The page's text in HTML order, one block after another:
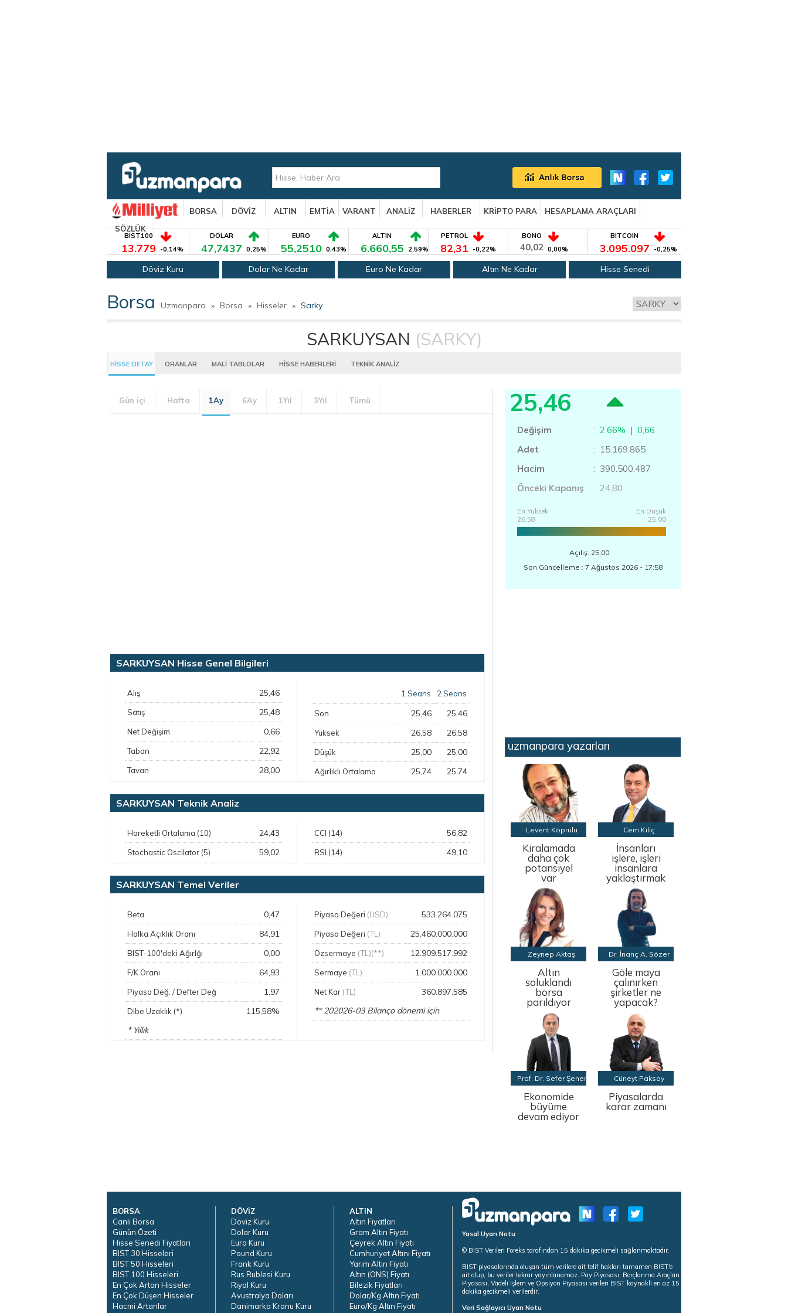
BORSA DÖVİZ ALTIN EMTİA VARANT ANALİZ HABERLER KRİPTO PARA
HESAPLAMA ARAÇLARI
SÖZLÜK
BIST100
13.779 -0,14%
DOLAR
47,7437 0,25%
EURO
55,2510 0,43%
ALTIN
6.660,55 2,59%
PETROL
82,31 -0,22%
BONO
40,02 0,00%
BITCOIN
3.095.097 -0,25%
Döviz Kuru Dolar Ne Kadar Euro Ne Kadar Altın Ne Kadar Hisse Senedi
Borsa Uzmanpara » Borsa » Hisseler » Sarky
SARKUYSAN (SARKY)
HİSSE DETAY ORANLAR MALİ TABLOLAR HİSSE HABERLERİ TEKNİK ANALİZ
Gün içi Hafta 1Ay 6Ay 1Yıl 3Yıl Tümü
SARKUYSAN Hisse Genel Bilgileri
Alış 25,46
Satış 25,48
Net Değişim 0,66
Taban 22,92
Tavan 28,00
1.Seans 2.Seans
Son 25,46 25,46
Yüksek 26,58 26,58
Düşük 25,00 25,00
Ağırlıklı Ortalama 25,74 25,74
SARKUYSAN Teknik Analiz
Hareketli Ortalama (10) 24,43
Stochastic Oscilator (5) 59,02
CCI (14) 56,82
RSI (14) 49,10
SARKUYSAN Temel Veriler
Beta 0,47
Halka Açıklık Oranı 84,91
BIST-100'deki Ağırlğı 0,00
F/K Oranı 64,93
Piyasa Değ. / Defter Değ 1,97
Dibe Uzaklık (*)
115,58%
* Yıllık
Piyasa Değeri (USD) 533.264.075
Piyasa Değeri (TL) 25.460.000.000
Özsermaye (TL)(**) 12.909.517.992
Sermaye (TL) 1.000.000.000
Net Kar (TL)
360.897.585
** 202026-03 Bilanço dönemi için
25,46
Değişim : 2,66% | 0,66
Adet
: 15.169.865
Hacim
: 390.500.487
Önceki Kapanış
: 24,80
En Yüksek
26,58
En Düşük
25,00
Açılış: 25,00
Son Güncelleme : 7 Ağustos 2026 - 17:58
uzmanpara yazarları
Levent Köprülü
Kiralamada
daha çok
potansiyel
var
Cem Kılıç
İnsanları
işlere, işleri
insanlara
yaklaştırmak
Zeynep Aktaş
Altın
soluklandı
borsa
parıldıyor
Dr. İnanç A. Sözer
Göle maya
çalınırken
şirketler ne
yapacak?
Prof. Dr. Sefer Şener
Ekonomide
büyüme
devam ediyor
Cüneyt Paksoy
Piyasalarda
karar zamanı
BORSA
Canlı Borsa
Günün Özeti
Hisse Senedi Fiyatları
BIST 30 Hisseleri
BIST 50 Hisseleri
BIST 100 Hisseleri
En Çok Artan Hisseler
En Çok Düşen Hisseler
Hacmi Artanlar
DÖVİZ
Döviz Kuru
Dolar Kuru
Euro Kuru
Pound Kuru
Frank Kuru
Rus Rublesi Kuru
Riyal Kuru
Avustralya Doları
Danimarka Kronu Kuru
ALTIN
Altın Fiyatları
Gram Altın Fiyatı
Çeyrek Altın Fiyatı
Cumhuriyet Altını Fiyatı
Yarım Altın Fiyatı
Altın (ONS) Fiyatı
Bilezik Fiyatları
Dolar/Kg Altın Fiyatı
Euro/Kg Altın Fiyatı
Yasal Uyarı Notu
© BİST Verileri Foreks tarafından 15 dakika gecikmeli sağlanmaktadır.
BIST piyasalarında oluşan tüm verilere ait telif hakları tamamen BIST'e
ait olup, bu veriler tekrar yayınlanamaz. Pay Piyasası, Borçlanma Araçları
Piyasası, Vadeli İşlem ve Opsiyon Piyasası verileri BIST kaynaklı en az 15
dakika gecikmeli verilerdir.
Veri Sağlayıcı Uyarı Notu